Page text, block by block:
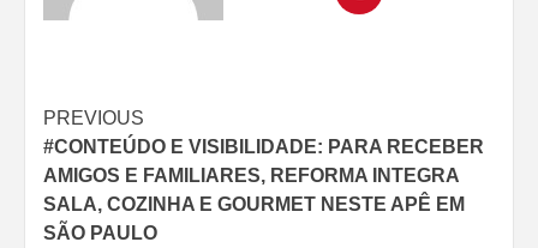
Continue
Reading
PREVIOUS
#CONTEÚDO E VISIBILIDADE: PARA RECEBER
AMIGOS E FAMILIARES, REFORMA INTEGRA
SALA, COZINHA E GOURMET NESTE APÊ EM
SÃO PAULO